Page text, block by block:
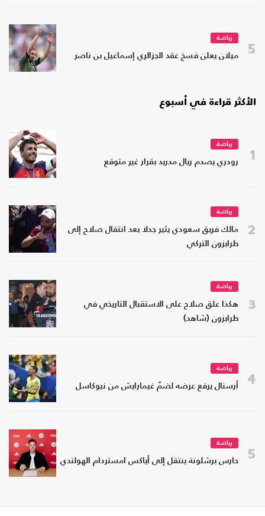
5
رياضة
ميلان يعلن فسخ عقد الجزائري إسماعيل بن ناصر
الأكثر قراءة في أسبوع
1
رياضة
رودري يصدم ريال مدريد بقرار غير متوقع
2
رياضة
مالك فريق سعودي يثير جدلا بعد انتقال صلاح إلى
طرابزون التركي
3
رياضة
هكذا علق صلاح على الاستقبال التاريخي في
طرابزون (شاهد)
4
رياضة
أرسنال يرفع عرضه لضمّ غيمارايش من نيوكاسل
5
رياضة
حارس برشلونة ينتقل إلى أياكس امستردام الهولندي